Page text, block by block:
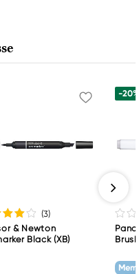
(3)
& Newton
Black (XB)
-
grey